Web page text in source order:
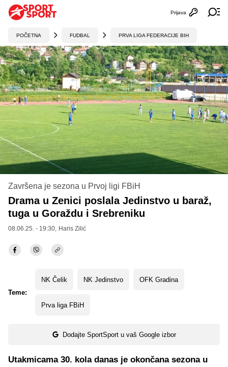
Otvori
Prijava
POČETNA FUDBAL PRVA LIGA FEDERACIJE BIH
Završena je sezona u Prvoj ligi FBiH
Drama u Zenici poslala Jedinstvo u baraž,
tuga u Goraždu i Srebreniku
08.06.25. - 19:30, Haris Zilić
Teme:
NK Čelik NK Jedinstvo OFK Gradina
Prva liga FBiH
Dodajte SportSport u vaš Google izbor
Utakmicama 30. kola danas je okončana sezona u